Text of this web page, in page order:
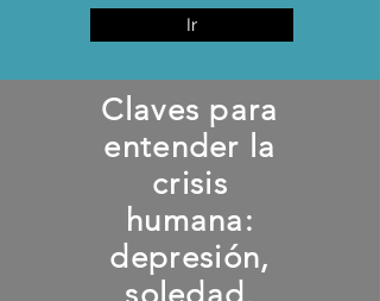
Ir
Claves para
entender la
crisis
humana:
depresión,